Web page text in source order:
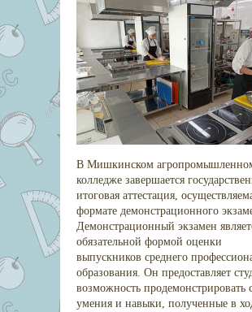
В Мишкинском
колледже завершается
итоговая аттестация,
формате демонстрационного
Демонстрационный экзамен
обязательной формой оценки
выпускников среднего
образования. Он предоставляет
возможность продемонстрировать
умения и навыки, полученные в